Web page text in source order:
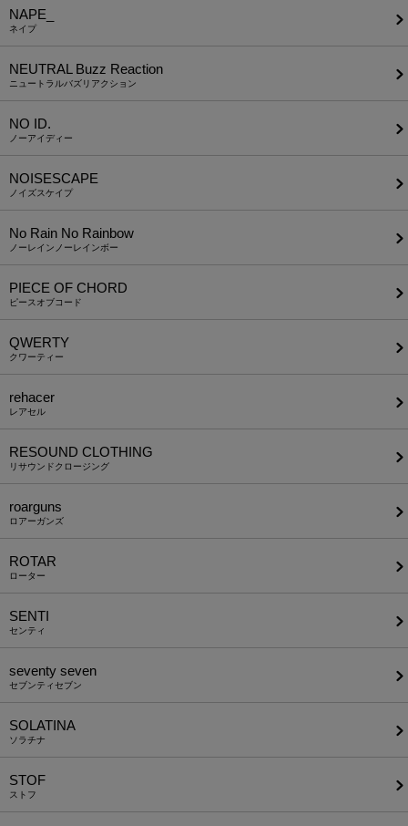
NAPE_
ネイプ
NEUTRAL Buzz Reaction
ニュートラルバズリアクション
NO ID.
ノーアイディー
NOISESCAPE
ノイズスケイプ
No Rain No Rainbow
ノーレインノーレインボー
PIECE OF CHORD
ピースオブコード
QWERTY
クワーティー
rehacer
レアセル
RESOUND CLOTHING
リサウンドクロージング
roarguns
ロアーガンズ
ROTAR
ローター
SENTI
センティ
seventy seven
セブンティセブン
SOLATINA
ソラチナ
STOF
ストフ